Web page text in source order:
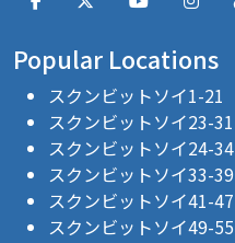
Popular Locations
スクンビットソイ1-21
スクンビットソイ23-31
スクンビットソイ24-34
スクンビットソイ33-39
スクンビットソイ41-47
スクンビットソイ49-55